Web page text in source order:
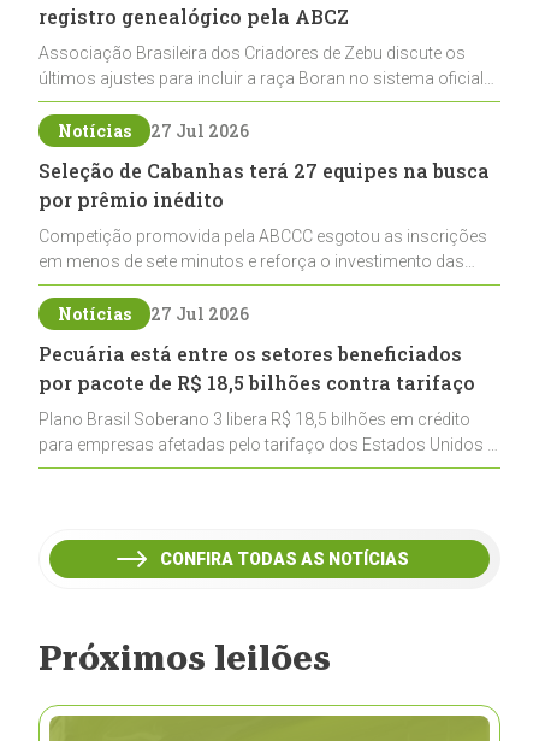
registro genealógico pela ABCZ
Associação Brasileira dos Criadores de Zebu discute os
últimos ajustes para incluir a raça Boran no sistema oficial
de registros, abrindo caminho para sua expansão na
pecuária nacional
Notícias 27 Jul 2026
Seleção de Cabanhas terá 27 equipes na busca
por prêmio inédito
Competição promovida pela ABCCC esgotou as inscrições
em menos de sete minutos e reforça o investimento das
cabanhas na seleção genética de Cavalos Crioulos voltados
ao laço
Notícias 27 Jul 2026
Pecuária está entre os setores beneficiados
por pacote de R$ 18,5 bilhões contra tarifaço
Plano Brasil Soberano 3 libera R$ 18,5 bilhões em crédito
para empresas afetadas pelo tarifaço dos Estados Unidos e
inclui a pecuária entre os setores estratégicos
CONFIRA TODAS AS NOTÍCIAS
Próximos leilões